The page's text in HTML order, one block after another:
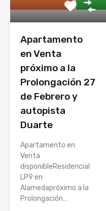
Apartamento
en Venta
próximo a la
Prolongación 27
de Febrero y
autopista
Duarte
Apartamento en
Venta
disponibleResidencial
LP9 en
Alamedapróximo a la
Prolongación…